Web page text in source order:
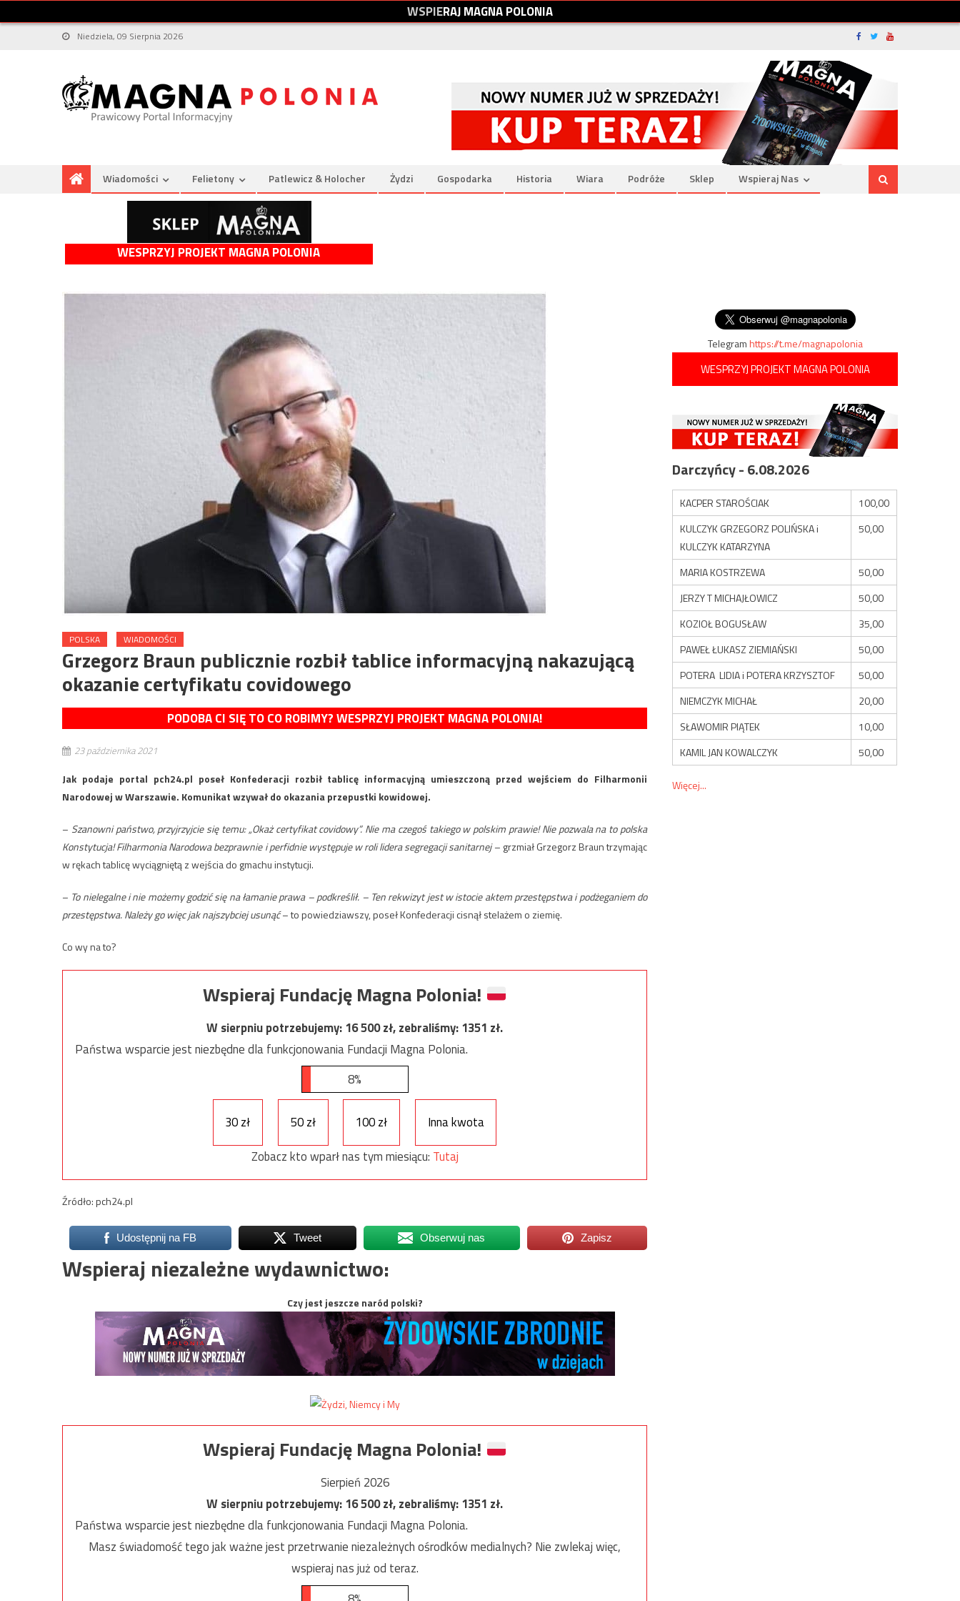
WSPIERAJMAGNAPOLONIA
Niedziela, 09 Sierpnia 2026
Wiadomości Felietony Patlewicz & Holocher Żydzi Gospodarka Historia Wiara Podróże Sklep Wspieraj Nas
WESPRZYJ PROJEKT MAGNA POLONIA
POLSKA WIADOMOŚCI
Grzegorz Braun publicznie rozbił tablice informacyjną nakazującą
okazanie certyfikatu covidowego
PODOBA CI SIĘ TO CO ROBIMY? WESPRZYJ PROJEKT MAGNA POLONIA!
23 października 2021
Jak podaje portal pch24.pl poseł Konfederacji rozbił tablicę informacyjną umieszczoną przed wejściem do Filharmonii
Narodowej w Warszawie. Komunikat wzywał do okazania przepustki kowidowej.
– Szanowni państwo, przyjrzyjcie się temu: „Okaż certyfikat covidowy”. Nie ma czegoś takiego w polskim prawie! Nie pozwala na to polska
Konstytucja! Filharmonia Narodowa bezprawnie i perfidnie występuje w roli lidera segregacji sanitarnej– grzmiał Grzegorz Braun trzymając
w rękach tablicę wyciągniętą z wejścia do gmachu instytucji.
– To nielegalne i nie możemy godzić się na łamanie prawa – podkreślił. – Ten rekwizyt jest w istocie aktem przestępstwa i podżeganiem do
przestępstwa. Należy go więc jak najszybciej usunąć– to powiedziawszy, poseł Konfederacji cisnął stelażem o ziemię.
Co wy na to?
Wspieraj Fundację Magna Polonia!
W sierpniu potrzebujemy:16 500zł, zebraliśmy:1351 zł.
Państwa wsparcie jest niezbędne dla funkcjonowania Fundacji Magna Polonia.
8%
30 zł 50 zł 100 zł
Inna kwota
Zobacz kto wparł nas tym miesiącu: Tutaj
Źródło: pch24.pl
Udostępnij na FB Tweet Obserwuj nas Zapisz
Wspieraj niezależne wydawnictwo:
Czy jest jeszcze naród polski?
Wspieraj Fundację Magna Polonia!
Sierpień 2026
W sierpniu potrzebujemy:16 500zł, zebraliśmy:1351 zł.
Państwa wsparcie jest niezbędne dla funkcjonowania Fundacji Magna Polonia.
Masz świadomość tego jak ważne jest przetrwanie niezależnych ośrodków medialnych? Nie zwlekaj więc,
wspieraj nas już od teraz.
Telegramhttps://t.me/magnapolonia
WESPRZYJ PROJEKT MAGNA POLONIA
Darczyńcy - 6.08.2026
KACPER STAROŚCIAK
100,00
KULCZYK GRZEGORZ POLIŃSKA i
KULCZYK KATARZYNA
50,00
MARIA KOSTRZEWA
50,00
JERZY T MICHAJŁOWICZ
50,00
KOZIOŁ BOGUSŁAW
35,00
PAWEŁ ŁUKASZ ZIEMIAŃSKI
50,00
POTERA LIDIA i POTERA KRZYSZTOF
50,00
NIEMCZYK MICHAŁ
20,00
SŁAWOMIR PIĄTEK
10,00
KAMIL JAN KOWALCZYK
50,00
Więcej...